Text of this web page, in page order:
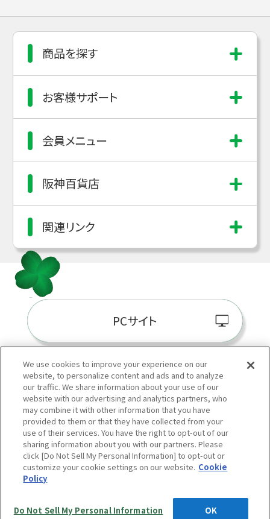
商品を探す
お客様サポート
会員メニュー
阪神百貨店
関連リンク
PCサイト
阪神百貨店E-
当サイトの表示価格は個別に税込・税抜等の記載がない場合は「税込価格」です。
We use cookies to improve your experience on our
website, to personalize content and ads and to analyze
our traffic. We share information about your use of our
website with our advertising and analytics partners, who
may combine it with other information that you have
provided to them or that they have collected from your
use of their services. You have the right to opt-out of our
sharing information about you with our partners. Please
click [Do Not Sell My Personal Information] to opt-out or
customize your cookie settings on our website. Cookie
Policy
Do Not Sell My Personal Information OK